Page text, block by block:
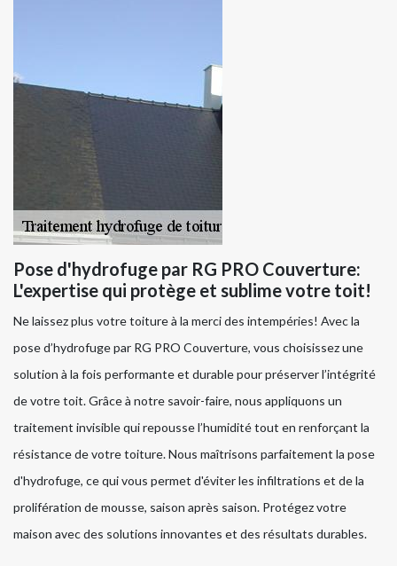
Pose d'hydrofuge par RG PRO Couverture:
L'expertise qui protège et sublime votre toit!
Ne laissez plus votre toiture à la merci des intempéries! Avec la
pose d’hydrofuge par RG PRO Couverture, vous choisissez une
solution à la fois performante et durable pour préserver l’intégrité
de votre toit. Grâce à notre savoir-faire, nous appliquons un
traitement invisible qui repousse l’humidité tout en renforçant la
résistance de votre toiture. Nous maîtrisons parfaitement la pose
d'hydrofuge, ce qui vous permet d'éviter les infiltrations et de la
prolifération de mousse, saison après saison. Protégez votre
maison avec des solutions innovantes et des résultats durables.